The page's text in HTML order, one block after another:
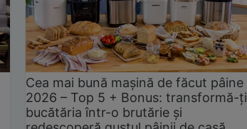
Cea mai bună mașină de făcut pâine
2026 – Top 5 + Bonus: transformă-ți
bucătăria într-o brutărie și